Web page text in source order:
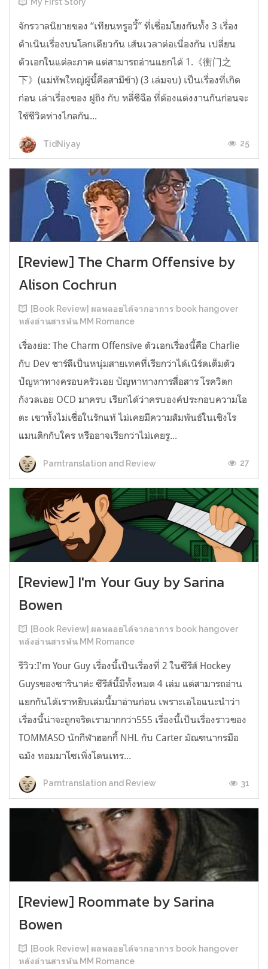
จักรวาลนิยายของ “เทียนหรูอวี้” ที่เชื่อมโยงกันทั้ง 3 เรื่อง
ดำเนินเรื่องบนโลกเดียวกัน เส้นเวลาต่อเนื่องกัน เปลี่ยน
ตัวเอกในแต่ละภาค แต่สามารถอ่านแยกได้ 1.《衡门之
下》(แม่ทัพใหญ่ผู้นี้คือสามีข้า) (3 เล่มจบ) เป็นเรื่องที่เกิด
ก่อน เล่าเรื่องของ ฝูถิง กับ หลี่ชีฉือ ที่ต้องแต่งงานกันก่อนจะ
ใช้ชีวิตห่างไกลกัน...
TidNiyay 25
[Review] The Charm Offensive by
Alison Cochrun
[Book Review] ผลพลอยได้จากอาการ book hangover
หลังอ่านสารพัน MM Romance
เรื่องย่อ: The Charm Offensive ตัวเอกเรื่องนี้คือ Charlie
กับ Dev ชาร์ลีเป็นหนุ่มสายเทคที่เรียกว่าได้เนิร์ดเต็มตัว
ปัญหาทางครอบครัวเอย ปัญหาทางการสื่อสาร โรควิตก
กังวลเอย OCD มาครบ เรียกได้ว่าครบองค์ประกอบความโอ
ตะ เขาทั้งไม่เชื่อในรักแท้ ไม่เคยมีความสัมพันธ์ในเชิงโร
แมนติกกับใคร หรืออาจเรียกว่าไม่เคยรู...
Parntranslation and Review 27
[Review] I'm Your Guy by Sarina
Bowen
[Book Review] ผลพลอยได้จากอาการ book hangover
หลังอ่านสารพัน MM Romance
รีวิว:I'm Your Guy เรื่องนี้เป็นเรื่องที่ 2 ในซีรีส์ Hockey
Guysของซารินาค่ะ ซีรีส์นี้มีทั้งหมด 4 เล่ม แต่สามารถอ่าน
แยกกันได้เราหยิบเล่มนี้มาอ่านก่อน เพราะเอไอแนะนำว่า
เรื่องนี้น่าจะถูกจริตเรามากกว่า555 เรื่องนี้เป็นเรื่องราวของ
TOMMASO นักกีฬาฮอกกี้ NHL กับ Carter มัณฑนากรมือ
ฉมัง ทอมมาโซเพิ่งโดนเทร...
Parntranslation and Review 31
[Review] Roommate by Sarina
Bowen
[Book Review] ผลพลอยได้จากอาการ book hangover
หลังอ่านสารพัน MM Romance